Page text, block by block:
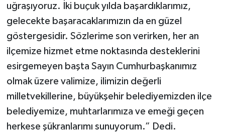
uğraşıyoruz. İki buçuk yılda başardıklarımız,
gelecekte başaracaklarımızın da en güzel
göstergesidir. Sözlerime son verirken, her an
ilçemize hizmet etme noktasında desteklerini
esirgemeyen başta Sayın Cumhurbaşkanımız
olmak üzere valimize, ilimizin değerli
milletvekillerine, büyükşehir belediyemizden ilçe
belediyemize, muhtarlarımıza ve emeği geçen
herkese şükranlarımı sunuyorum.” Dedi.